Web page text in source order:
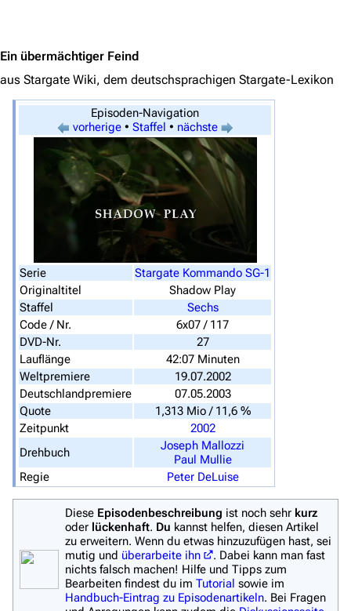
3638 346.284
Navigation
Zufälliger Artikel
Spezialseiten
Datei hochladen
Filme und Serien
Überblick
Stargate SG-1
Stargate Atlantis
Stargate Universe
Ein übermächtiger Feind
aus Stargate Wiki, dem deutschsprachigen Stargate-Lexikon
Episoden-Navigation
vorherige• Staffel • nächste
Serie
Stargate Kommando SG-1
Originaltitel
Shadow Play
Staffel
Sechs
Code / Nr.
6x07 / 117
DVD-Nr.
27
Lauflänge
42:07 Minuten
Weltpremiere
19.07.2002
Deutschlandpremiere
07.05.2003
Quote
1,313 Mio / 11,6 %
Zeitpunkt
2002
Drehbuch
Joseph Mallozzi
Paul Mullie
Regie
Peter DeLuise
Diese Episodenbeschreibung ist noch sehr kurz
oder lückenhaft. Du kannst helfen, diesen Artikel
zu erweitern. Wenn du etwas hinzuzufügen hast, sei
mutig und überarbeite ihn
. Dabei kann man fast
nichts falsch machen! Hilfe und Tipps zum
Bearbeiten findest du im Tutorial sowie im
Handbuch-Eintrag zu Episodenartikeln. Bei Fragen